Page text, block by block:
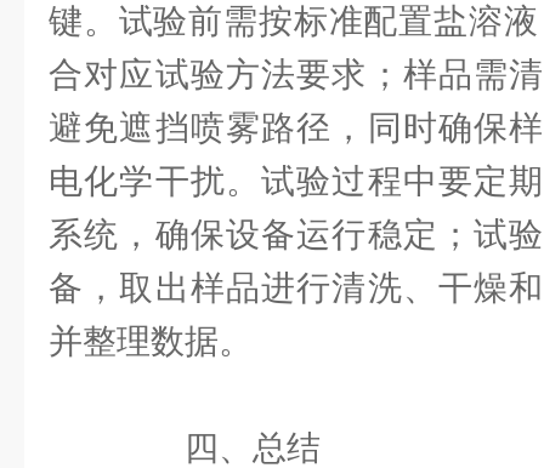
键。试验前需按标准配置盐溶
合对应试验方法要求；样品需
避免遮挡喷雾路径，同时确保
电化学干扰。试验过程中要定
系统，确保设备运行稳定；试
备，取出样品进行清洗、干燥
并整理数据。
四、总结